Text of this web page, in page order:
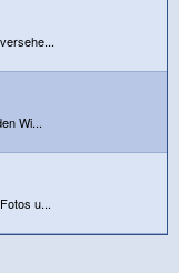
Wi...
u...